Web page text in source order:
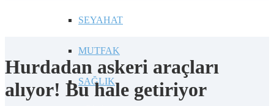
SEYAHAT
MUTFAK
SAĞLIK
Hurdadan askeri araçları
alıyor! Bu hale getiriyor